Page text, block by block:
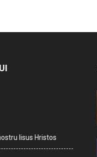
Iisus Hristos